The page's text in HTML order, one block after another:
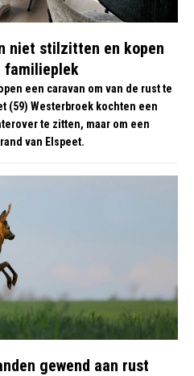
niet stilzitten en kopen
familieplek
een caravan om van de rust te
(59) Westerbroek kochten een
te zitten, maar om een
van Elspeet.
gewend aan rust